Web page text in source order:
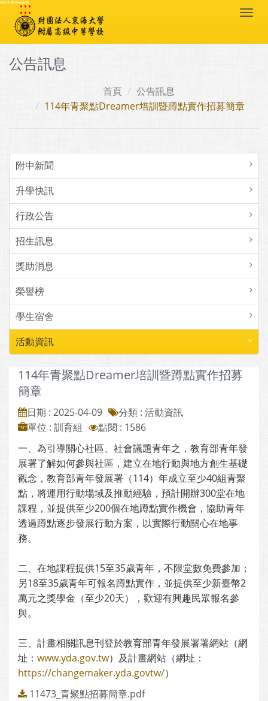
跳到主要內容區塊
:::
公告訊息
首頁
公告訊息
114年青聚點Dreamer培訓暨蹲點實作招募簡章
附中新聞
升學快訊
行政公告
招生訊息
獎助消息
榮譽榜
學生宿舍
活動資訊
114年青聚點Dreamer培訓暨蹲點實作招募
簡章
日期 : 2025-04-09
分類 : 活動資訊
單位 : 訓育組
點閱 : 1586
一、為引導關心社區、社會議題青年之，教育部青年發
展署了解如何參與社區，建立在地行動與地方創生基礎
觀念，教育部青年發展署（114）年成立至少40組青聚
點，將運用行動場域及推動經驗，預計開辦300堂在地
課程，並提供至少200個在地蹲點實作機會，協助青年
透過蹲點逐步發展行動方案，以實際行動關心在地事
務。
二、在地課程提供15至35歲青年，不限堂數免費參加；
另18至35歲青年可報名蹲點實作，並提供至少新臺幣2
萬元之獎學金（至少20天），歡迎有興趣民眾報名參
與。
三、計畫相關訊息刊登於教育部青年發展署署網站（網
址： www.yda.gov.tw）及計畫網站（網址：
https://changemaker.yda.govtw/）
11473_青聚點招募簡章.pdf